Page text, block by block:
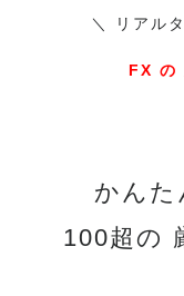
＼ リアル
FX の
かんた
100超の